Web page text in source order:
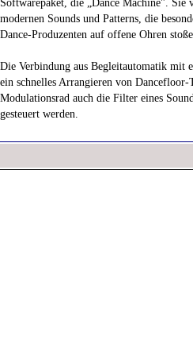
modernen Sounds und Patterns, die
Dance-Produzenten auf offene Ohren
Die Verbindung aus Begleitautomatik mit
ein schnelles Arrangieren von
Modulationsrad auch die Filter eines
gesteuert werden.